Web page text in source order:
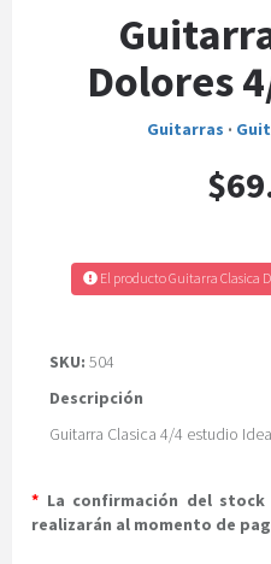
Dolores
Guitarras ·
El producto Guitarra Clasica
SKU: 504
Descripción
Guitarra Clasica 4/4 estudio
* La confirmación del
realizarán al momento de